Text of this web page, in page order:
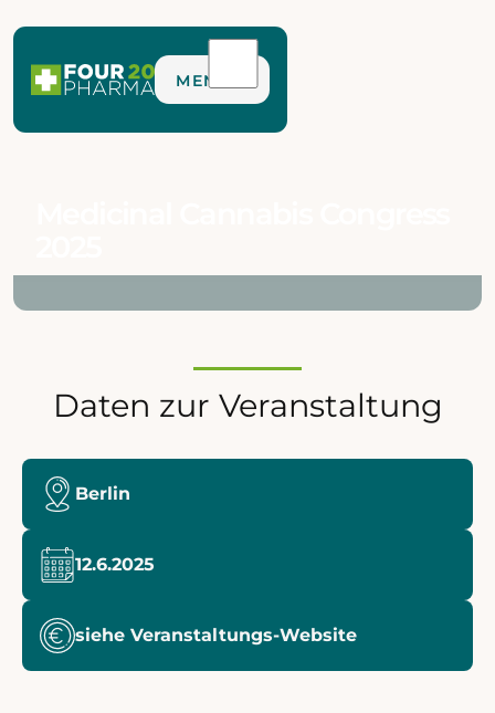
MENÜ
Daten zur Veranstaltung
Berlin
12.6.2025
siehe Veranstaltungs-Website